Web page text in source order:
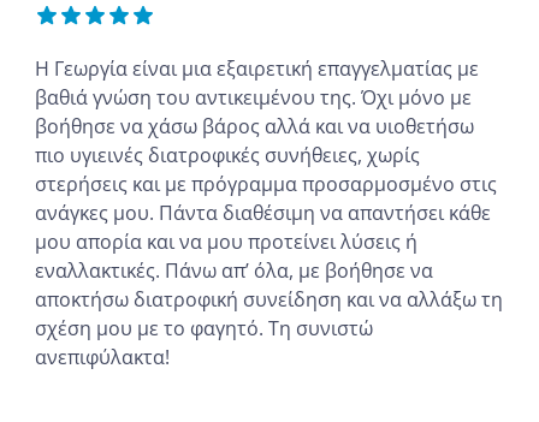
Η Γεωργία είναι μια εξαιρετική επαγγελματίας με
βαθιά γνώση του αντικειμένου της. Όχι μόνο με
βοήθησε να χάσω βάρος αλλά και να υιοθετήσω
πιο υγιεινές διατροφικές συνήθειες, χωρίς
στερήσεις και με πρόγραμμα προσαρμοσμένο στις
ανάγκες μου. Πάντα διαθέσιμη να απαντήσει κάθε
μου απορία και να μου προτείνει λύσεις ή
εναλλακτικές. Πάνω απ’ όλα, με βοήθησε να
αποκτήσω διατροφική συνείδηση και να αλλάξω τη
σχέση μου με το φαγητό. Τη συνιστώ
ανεπιφύλακτα!